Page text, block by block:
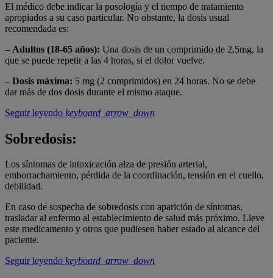
El médico debe indicar la posología y el tiempo de tratamiento
apropiados a su caso particular. No obstante, la dosis usual
recomendada es:
– Adultos (18-65 años): Una dosis de un comprimido de 2,5mg, la
que se puede repetir a las 4 horas, si el dolor vuelve.
– Dosis máxima: 5 mg (2 comprimidos) en 24 horas. No se debe
dar más de dos dosis durante el mismo ataque.
Seguir leyendo keyboard_arrow_down
Sobredosis:
Los síntomas de intoxicación alza de presión arterial,
emborrachamiento, pérdida de la coordinación, tensión en el cuello,
debilidad.
En caso de sospecha de sobredosis con aparición de síntomas,
trasladar al enfermo al establecimiento de salud más próximo. Lleve
este medicamento y otros que pudiesen haber estado al alcance del
paciente.
Seguir leyendo keyboard_arrow_down